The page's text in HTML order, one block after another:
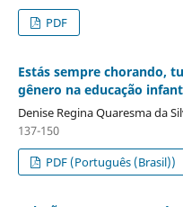
PDF
Estás sempre chorando,
gênero na educação
Denise Regina Quaresma da
137-150
PDF (Português (Brasil))